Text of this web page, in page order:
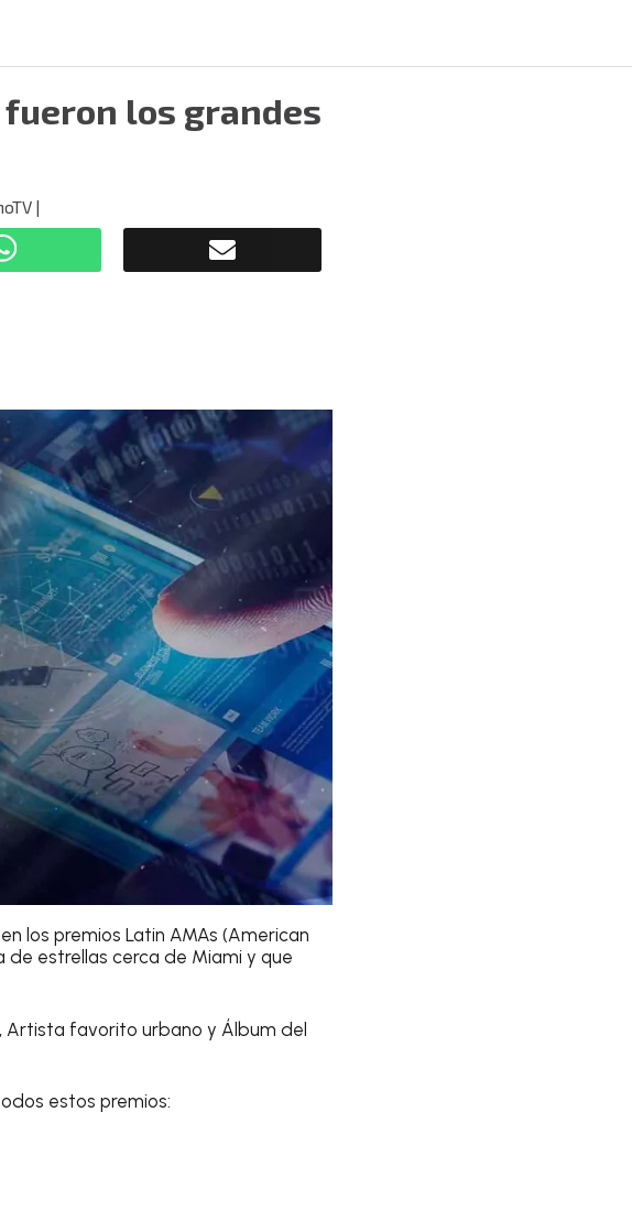
fueron los grandes
|
los premios Latin AMAs (American
de estrellas cerca de Miami y que
Artista favorito urbano y Álbum del
estos premios: